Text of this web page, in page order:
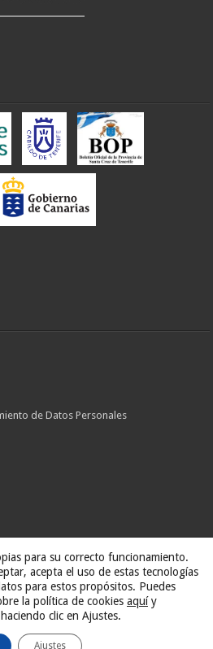
de Datos Personales
porG13 Estudio Creativo
para su correcto funcionamiento.
acepta el uso de estas tecnologías
para estos propósitos. Puedes
la política de cookies aquíy
clic en Ajustes.
Ajustes